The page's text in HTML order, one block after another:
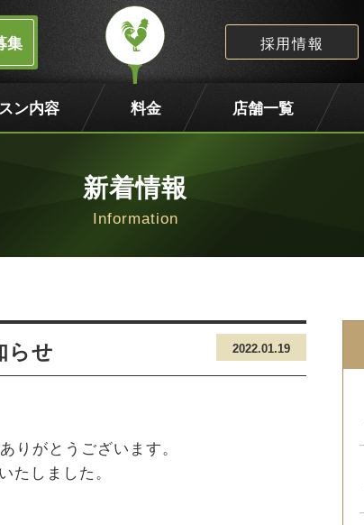
ン内容 料金 店舗一覧
集 採用情報
新着情報
らせ 2022.01.19
りがとうございます。
たしました。